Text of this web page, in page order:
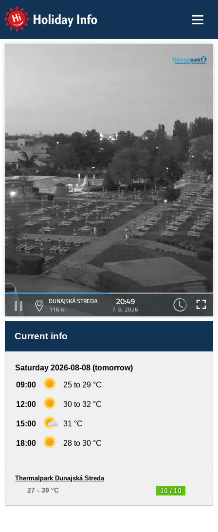
Holiday Info
DUNAJSKÁ STREDA
116 m
20:49
7. 8. 2026
Current info
Saturday 2026-08-08 (tomorrow)
09:00 25 to 29 °C
12:00 30 to 32 °C
15:00 31 °C
18:00 28 to 30 °C
10 / 10
Thermalpark Dunajská Streda
27 - 39 °C